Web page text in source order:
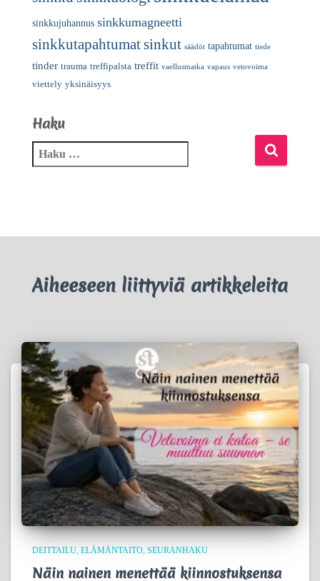
sinkkujuhannus sinkkumagneetti
sinkkutapahtumatsinkut säädöt tapahtumat tiede
tinder trauma treffipalsta treffit vaellusmatka vapaus vetovoima
viettely yksinäisyys
Haku
Aiheeseen liittyviä artikkeleita
DEITTAILU ELÄMÄNTAITO SEURANHAKU
Näin nainen menettää kiinnostuksensa